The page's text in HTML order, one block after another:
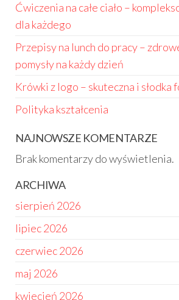
Ćwiczenia na całe ciało –
dla każdego
Przepisy na lunch do pracy –
pomysły na każdy dzień
Krówki z logo – skuteczna i słodka
Polityka kształcenia
NAJNOWSZE KOMENTARZE
Brak komentarzy do wyświetlenia.
ARCHIWA
sierpień 2026
lipiec 2026
czerwiec 2026
maj 2026
kwiecień 2026